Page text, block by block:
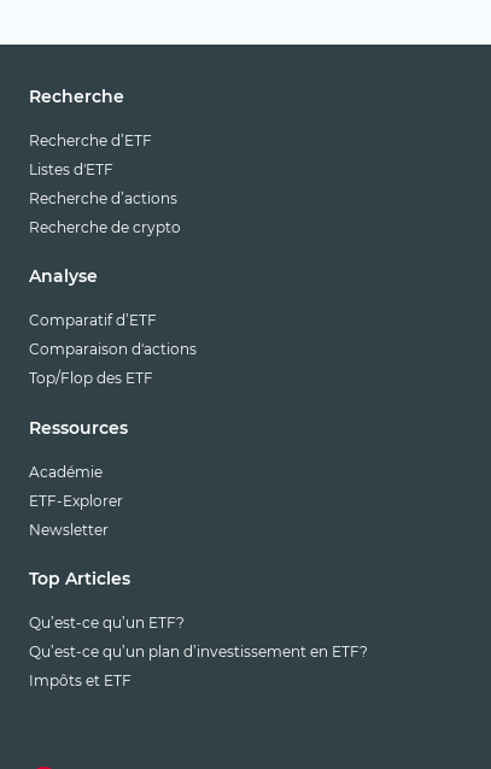
Recherche
Recherche d’ETF
Listes d'ETF
Recherche d’actions
Recherche de crypto
Analyse
Comparatif d’ETF
Comparaison d'actions
Top/Flop des ETF
Ressources
Académie
ETF-Explorer
Newsletter
Top Articles
Qu’est-ce qu’un ETF?
Qu’est-ce qu’un plan d’investissement en ETF?
Impôts et ETF